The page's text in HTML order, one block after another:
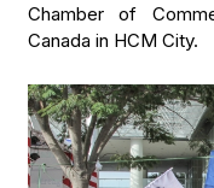
Chamber of
Canada in HCM City.